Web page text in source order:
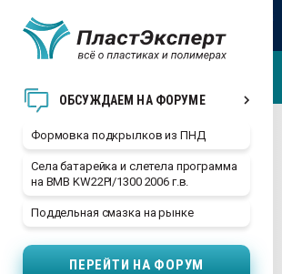
ОБСУЖДАЕМ НА ФОРУМЕ
Формовка подкрылков из ПНД
Села батарейка и слетела программа
на BMB KW22PI/1300 2006 г.в.
Поддельная смазка на рынке
ПЕРЕЙТИ НА ФОРУМ